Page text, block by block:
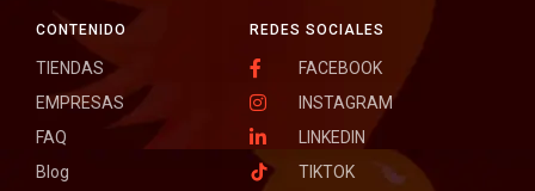
REDES SOCIALES
FACEBOOK
INSTAGRAM
LINKEDIN
TIKTOK
CONTENIDO
TIENDAS
EMPRESAS
FAQ
Blog